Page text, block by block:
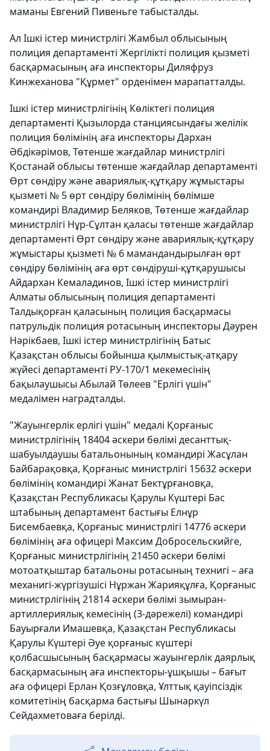
маманы Евгений Пивеньге табысталды.
Ал Ішкі істер министрлігі Жамбыл облысының
полиция департаменті Жергілікті полиция қызметі
басқармасының аға инспекторы Диляфруз
Кинжеханова "Құрмет" орденімен марапатталды.
Ішкі істер министрлігінің Көліктегі полиция
департаменті Қызылорда станциясындағы желілік
полиция бөлімінің аға инспекторы Дархан
Әбдікәрімов, Төтенше жағдайлар министрлігі
Қостанай облысы төтенше жағдайлар департаменті
Өрт сөндіру және авариялық-құтқару жұмыстары
қызметі № 5 өрт сөндіру бөлімінің бөлімше
командирі Владимир Беляков, Төтенше жағдайлар
министрлігі Нұр-Сұлтан қаласы төтенше жағдайлар
департаменті Өрт сөндіру және авариялық-құтқару
жұмыстары қызметі № 6 мамандандырылған өрт
сөндіру бөлімінің аға өрт сөндіруші-құтқарушысы
Айдархан Кемаладинов, Ішкі істер министрлігі
Алматы облысының полиция департаменті
Талдықорған қаласының полиция басқармасы
патрульдік полиция ротасының инспекторы Дәурен
Нәрікбаев, Ішкі істер министрлігінің Батыс
Қазақстан облысы бойынша қылмыстық-атқару
жүйесі департаменті РУ-170/1 мекемесінің
бақылаушысы Абылай Төлеев "Ерлігі үшін"
медалімен наградталды.
"Жауынгерлік ерлігі үшін" медалі Қорғаныс
министрлігінің 18404 әскери бөлімі десанттық-
шабуылдаушы батальонының командирі Жасұлан
Байбарақовқа, Қорғаныс министрлігі 15632 әскери
бөлімінің командирі Жанат Бектұрғановқа,
Қазақстан Республикасы Қарулы Күштері Бас
штабының департамент бастығы Елнұр
Бисембаевқа, Қорғаныс министрлігі 14776 әскери
бөлімінің аға офицері Максим Добросельскийге,
Қорғаныс министрлігінің 21450 әскери бөлімі
мотоатқыштар батальоны ротасының технигі – аға
механигі-жүргізушісі Нұржан Жарияқұлға, Қорғаныс
министрлігінің 21814 әскери бөлімі зымыран-
артиллериялық кемесінің (3-дәрежелі) командирі
Бауырғали Имашевқа, Қазақстан Республикасы
Қарулы Күштері Әуе қорғаныс күштері
қолбасшысының басқармасы жауынгерлік даярлық
басқармасының аға инспекторы-ұшқышы – бағыт
аға офицері Ерлан Қозғұловқа, Ұлттық қауіпсіздік
комитетінің басқарма бастығы Шынаркүл
Сейдахметоваға берілді.